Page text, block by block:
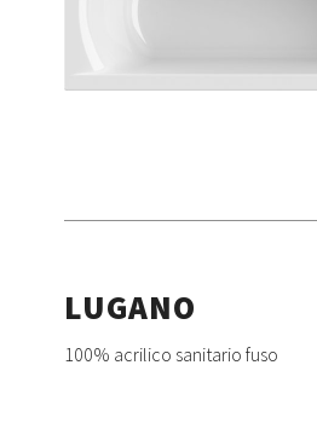
LUGANO
100% acrilico sanitario fuso